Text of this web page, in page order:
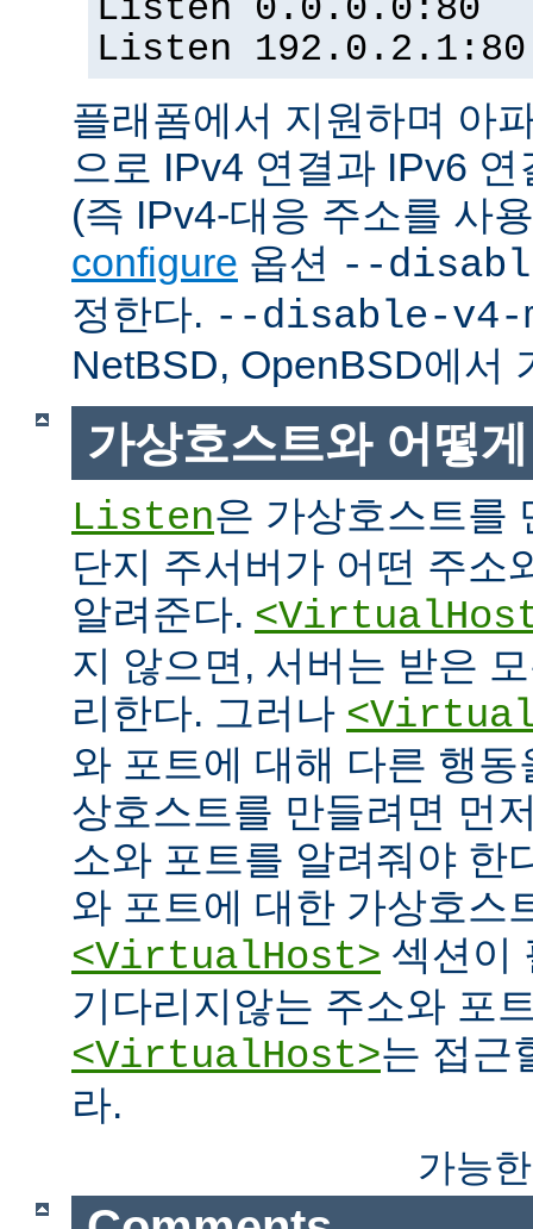
Listen 0.0.0.0:80
Listen 192.0.2.1:80
플래폼에서 지원하며 아
으로 IPv4 연결과 IPv6
(즉 IPv4-대응 주소를 사
configure 옵션 --
정한다. --disable-v4-
NetBSD, OpenBSD에서
가상호스트와 어떻
Listen은 가상호스트를
단지 주서버가 어떤 주소
알려준다.
지 않으면, 서버는 받은
리한다. 그러나
와 포트에 대해 다른 행
상호스트를 만들려면 먼
소와 포트를 알려줘야 한
와 포트에 대한 가상호스
<VirtualHost> 섹션이
기다리지않는 주소와 포
<VirtualHost>는 접근
라.
가능